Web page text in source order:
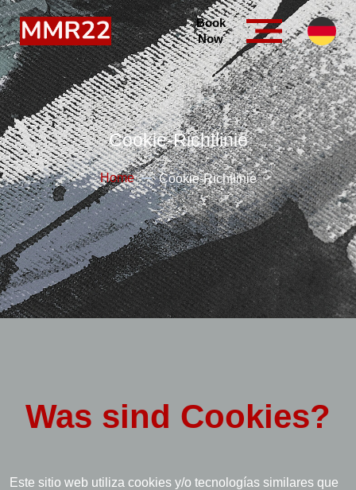
Book
Now
Cookie-Richtlinie
Home Cookie-Richtlinie
Was sind Cookies?
Este sitio web utiliza cookies y/o tecnologías similares que